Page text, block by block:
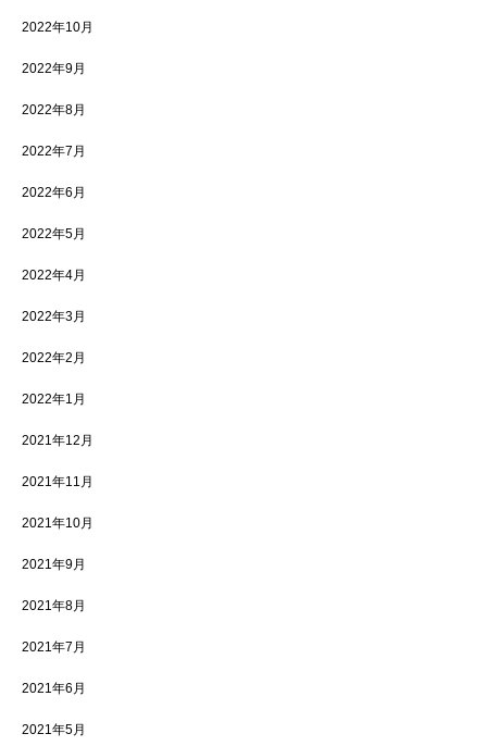
2022年10月
2022年9月
2022年8月
2022年7月
2022年6月
2022年5月
2022年4月
2022年3月
2022年2月
2022年1月
2021年12月
2021年11月
2021年10月
2021年9月
2021年8月
2021年7月
2021年6月
2021年5月